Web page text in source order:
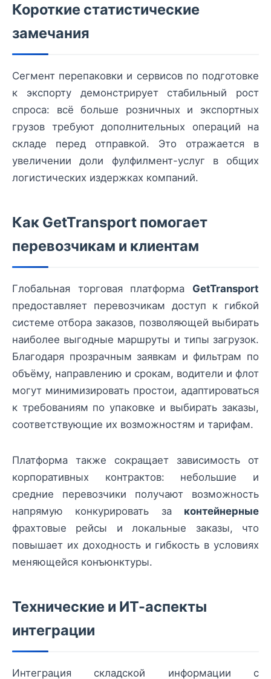
Короткие статистические
замечания
Сегмент перепаковки и сервисов по подготовке
к экспорту демонстрирует стабильный рост
спроса: всё больше розничных и экспортных
грузов требуют дополнительных операций на
складе перед отправкой. Это отражается в
увеличении доли фулфилмент-услуг в общих
логистических издержках компаний.
Как GetTransport помогает
перевозчикам и клиентам
Глобальная торговая платформа GetTransport
предоставляет перевозчикам доступ к гибкой
системе отбора заказов, позволяющей выбирать
наиболее выгодные маршруты и типы загрузок.
Благодаря прозрачным заявкам и фильтрам по
объёму, направлению и срокам, водители и флот
могут минимизировать простои, адаптироваться
к требованиям по упаковке и выбирать заказы,
соответствующие их возможностям и тарифам.
Платформа также сокращает зависимость от
корпоративных контрактов: небольшие и
средние перевозчики получают возможность
напрямую конкурировать за контейнерные
фрахтовые рейсы и локальные заказы, что
повышает их доходность и гибкость в условиях
меняющейся конъюнктуры.
Технические и ИТ-аспекты
интеграции
Интеграция складской информации с